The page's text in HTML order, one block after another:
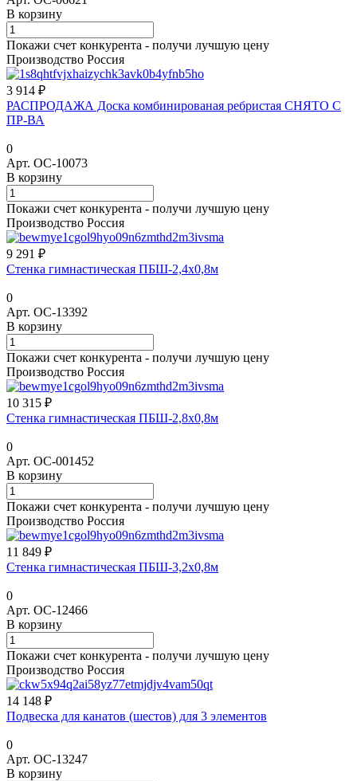
В корзину
Покажи счет конкурента - получи лучшую цену
Производство Россия
3 914 ₽
РАСПРОДАЖА Доска комбинированая ребристая СНЯТО С
ПР-ВА
0
Арт. ОС-10073
В корзину
Покажи счет конкурента - получи лучшую цену
Производство Россия
9 291 ₽
Стенка гимнастическая ПБШ-2,4х0,8м
0
Арт. ОС-13392
В корзину
Покажи счет конкурента - получи лучшую цену
Производство Россия
10 315 ₽
Стенка гимнастическая ПБШ-2,8х0,8м
0
Арт. ОС-001452
В корзину
Покажи счет конкурента - получи лучшую цену
Производство Россия
11 849 ₽
Стенка гимнастическая ПБШ-3,2х0,8м
0
Арт. ОС-12466
В корзину
Покажи счет конкурента - получи лучшую цену
Производство Россия
14 148 ₽
Подвеска для канатов (шестов) для 3 элементов
0
Арт. ОС-13247
В корзину